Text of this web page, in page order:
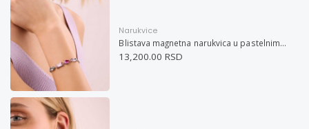
Narukvice
Blistava magnetna narukvica u pastelnim bojama
13,200.00 RSD